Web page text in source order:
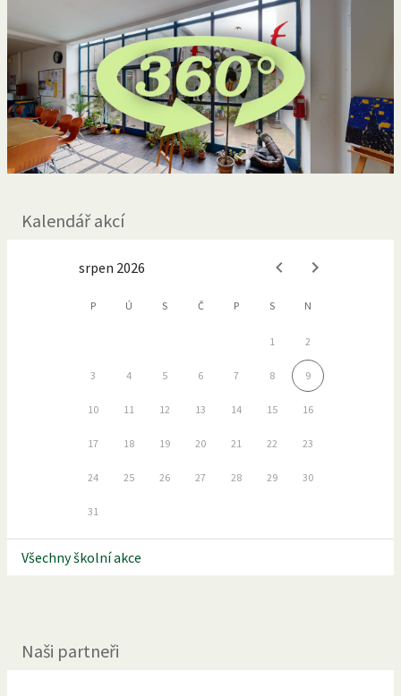
Kalendář akcí
srpen 2026
P Ú S Č P S N
1 2
3 4 5 6 7 8 9
10 11 12 13 14 15 16
17 18 19 20 21 22 23
24 25 26 27 28 29 30
31
Všechny školní akce
Naši partneři